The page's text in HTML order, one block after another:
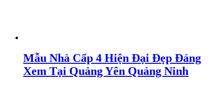
Mẫu Nhà Cấp 4 Hiện Đại Đẹp Đáng
Xem Tại Quảng Yên Quảng Ninh